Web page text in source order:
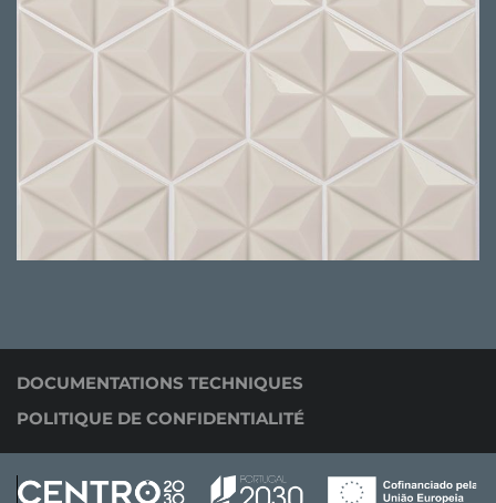
DOCUMENTATIONS TECHNIQUES
POLITIQUE DE CONFIDENTIALITÉ